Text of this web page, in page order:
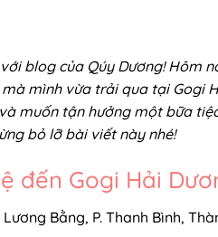
blog của Qúy Dương! Hôm
mình vừa trải qua tại Gogi
muốn tận hưởng một bữa
bỏ lỡ bài viết này nhé!
đến Gogi Hải
Bằng, P. Thanh Bình,